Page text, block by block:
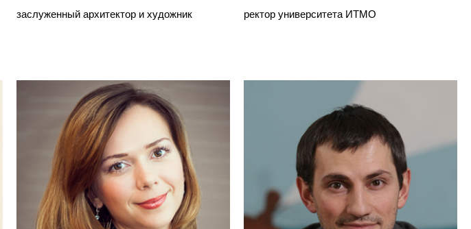
заслуженный архитектор и художник ректор университета ИТМО